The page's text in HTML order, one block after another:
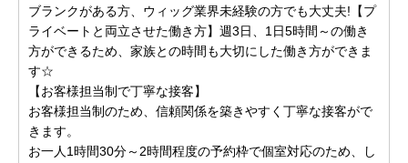
ブランクがある方、ウィッグ業界未経験の方でも大丈夫!【プ
ライベートと両立させた働き方】週3日、1日5時間～の働き
方ができるため、家族との時間も大切にした働き方ができま
す☆
【お客様担当制で丁寧な接客】
お客様担当制のため、信頼関係を築きやすく丁寧な接客がで
きます。
お一人1時間30分～2時間程度の予約枠で個室対応のため、し